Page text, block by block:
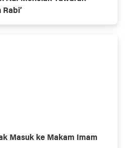
Masuk ke Makam Imam